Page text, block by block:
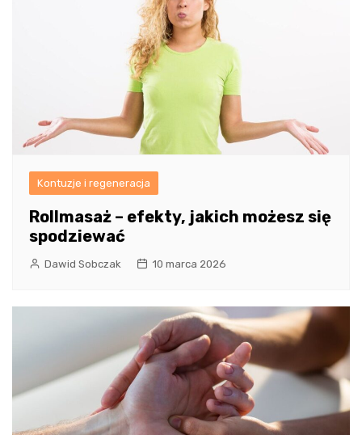
Kontuzje i regeneracja
Rollmasaż – efekty, jakich możesz się
spodziewać
Dawid Sobczak 10 marca 2026